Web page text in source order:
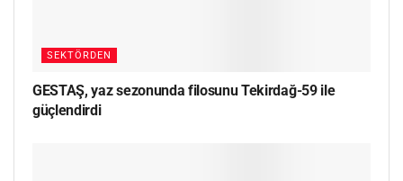
SEKTÖRDEN
GESTAŞ, yaz sezonunda filosunu Tekirdağ-59 ile
güçlendirdi